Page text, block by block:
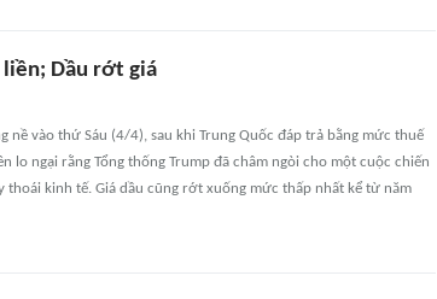
Dầu rớt giá
nề vào thứ Sáu (4/4), sau khi Trung Quốc đáp trả bằng mức thuế
lo ngại rằng Tổng thống Trump đã châm ngòi cho một cuộc chiến
thoái kinh tế. Giá dầu cũng rớt xuống mức thấp nhất kể từ năm